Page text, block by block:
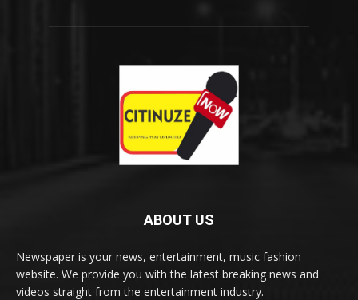
ABOUT US
Newspaper is your news, entertainment, music fashion
website. We provide you with the latest breaking news and
videos straight from the entertainment industry.